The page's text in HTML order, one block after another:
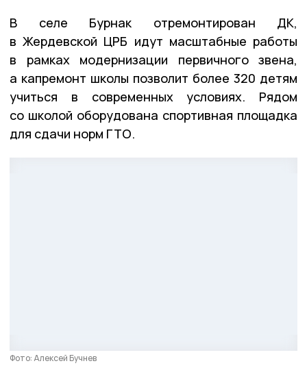
В селе Бурнак отремонтирован ДК,
в Жердевской ЦРБ идут масштабные работы
в рамках модернизации первичного звена,
а капремонт школы позволит более 320 детям
учиться в современных условиях. Рядом
со школой оборудована спортивная площадка
для сдачи норм ГТО.
Фото: Алексей Бучнев